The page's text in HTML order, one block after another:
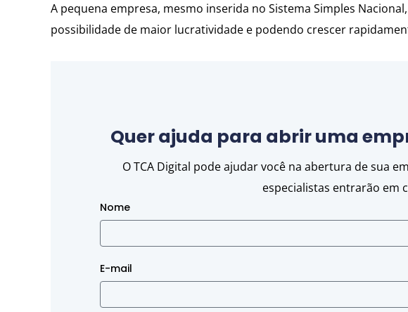
A pequena empresa, mesmo inserida no Sistema Simples
possibilidade de maior lucratividade e podendo crescer
Quer ajuda para abrir uma
O TCA Digital pode ajudar você na abertura de sua
especialistas entrarão em
Nome
E-mail